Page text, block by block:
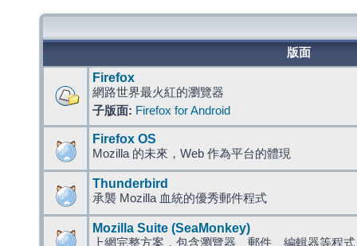
版面
Firefox
網路世界最火紅的瀏覽器
子版面: Firefox for Android
Firefox OS
Mozilla 的未來，Web 作為平台的體現
Thunderbird
承襲 Mozilla 血統的優秀郵件程式
Mozilla Suite (SeaMonkey)
上網完整方案，包含瀏覽器、郵件、編輯器等程